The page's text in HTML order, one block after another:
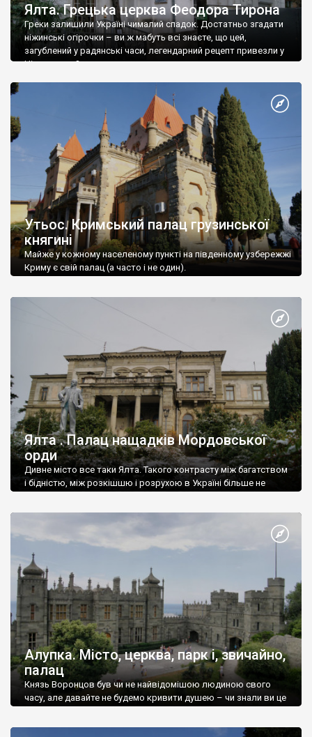
Ялта. Грецька церква Феодора Тирона
Греки залишили Україні чималий спадок. Достатньо згадати
ніжинські огірочки – ви ж мабуть всі знаєте, що цей,
загублений у радянські часи, легендарний рецепт привезли у
Ніжин греки?
Утьос. Кримський палац грузинської
княгині
Майже у кожному населеному пункті на південному узбережжі
Криму є свій палац (а часто і не один).
Ялта . Палац нащадків Мордовської
орди
Дивне місто все таки Ялта. Такого контрасту між багатством
і бідністю, між розкішшю і розрухою в Україні більше не
Алупка. Місто, церква, парк і, звичайно,
палац
Князь Воронцов був чи не найвідомішою людиною свого
часу, але давайте не будемо кривити душею – чи знали ви це